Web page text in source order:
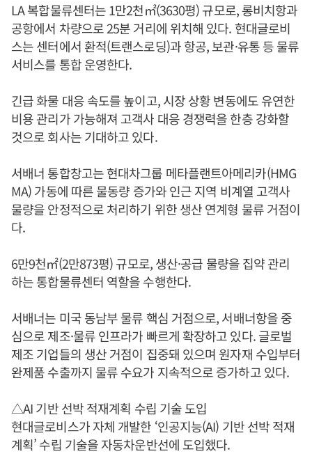
LA 복합물류센터는 1만2천㎡(3630평) 규모로, 롱비치항과
공항에서 차량으로 25분 거리에 위치해 있다. 현대글로비
스는 센터에서 환적(트랜스로딩)과 항공, 보관·유통 등 물류
서비스를 통합 운영한다.
긴급 화물 대응 속도를 높이고, 시장 상황 변동에도 유연한
비용 관리가 가능해져 고객사 대응 경쟁력을 한층 강화할
것으로 회사는 기대하고 있다.
서배너 통합창고는 현대차그룹 메타플랜트아메리카(HMG
MA) 가동에 따른 물동량 증가와 인근 지역 비계열 고객사
물량을 안정적으로 처리하기 위한 생산 연계형 물류 거점이
다.
6만9천㎡(2만873평) 규모로, 생산·공급 물량을 집약 관리
하는 통합물류센터 역할을 수행한다.
서배너는 미국 동남부 물류 핵심 거점으로, 서배너항을 중
심으로 제조·물류 인프라가 빠르게 확장하고 있다. 글로벌
제조 기업들의 생산 거점이 집중돼 있으며 원자재 수입부터
완제품 수출까지 물류 수요가 지속적으로 증가하고 있다.
△AI 기반 선박 적재계획 수립 기술 도입
현대글로비스가 자체 개발한 ‘인공지능(AI) 기반 선박 적재
계획’ 수립 기술을 자동차운반선에 도입했다.